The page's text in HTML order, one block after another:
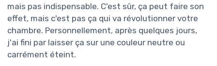
mais pas indispensable. C'est sûr, ça peut faire son
effet, mais c'est pas ça qui va révolutionner votre
chambre. Personnellement, après quelques jours,
j'ai fini par laisser ça sur une couleur neutre ou
carrément éteint.